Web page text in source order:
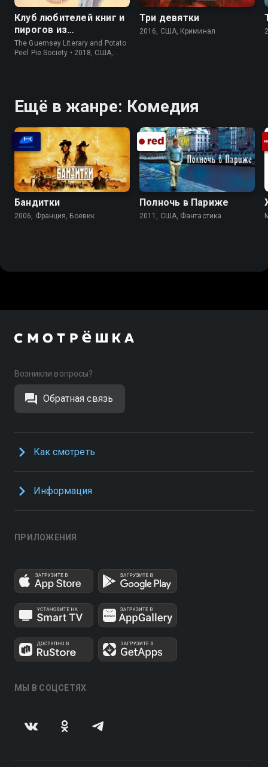
Клуб любителей книг и
пирогов из
картофельных
очистков
The Guernsey Literary and Potato
Peel Pie Society • 2018, США,
Три девятки
2016, США, Криминал
Ещё в жанре: Комедия
Бандитки
2006, Франция, Боевик
Полночь в Париже
2011, США, Фантастика
Возникли вопросы?
Обратная связь
Как смотреть
Информация
ПРИЛОЖЕНИЯ
МЫ В СОЦСЕТЯХ